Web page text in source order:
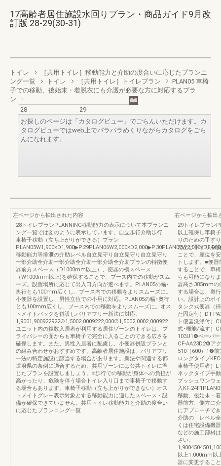
17高齢者居住施設水回りプラン・商品ガイド9月改
訂版 28-29(30-31)
トイレ
［共用トイレ］移動能力と介助の度合いに応じたプランニ
ング一覧
トイレ ［共用トイレ］トイレプラン
PLAN05 車椅
子での移動、後始末・着脱衣にも介護が必要な方に対応するプラ
ン
28
29
お探しのページは「カタログビュー」でごらんいただけます。カ
タログビューではweb上でパラパラめくりながらカタログをごら
んになれます。
左ページから抽出された内容
28トイレプランPLANNING移動能力の表示について本プランニ
ング一覧では図のように表示しています。自立歩行介助歩行
車椅子移動（立ち上がりができる）プラン
移動能力等排泄の介助レベル自立見守り自立見守り自立見守り
一部介助全介助一部介助全介助一部介助全介助プランの特徴便
器前方スペース（D1000mm以上）、便器の横スペース
（W1000mm以上)を確保することで、ブース内での移動がスム
ーズ。設置場所に応じて出入口方向が選べます。PLAN05の幅･
奥行とも100mm広くし、ブース内での移動をよりスムーズに。
小便器を設置し、男性立位での小用に対応。PLAN05の幅･奥行
とも100mm広くし、ブース内での移動をよりスムーズに。オス
トメイトパックを併設しバリアフリー新法に対応。
1,9001,900922922∅1,5002,0009222,000∅1,5002,0002,000922
ユニット内の複数入居者が利用する居住ゾーンのトイレは、プ
ライバシーの面からも車椅子で完全に入ることのできる広さを
確保します。また、男性入居者に配慮し、小便器併設プランと
の組み合わせがおすすめです。高齢者居住施設は、バリアフリ
ー法の特定施設に該当する場合があります。新法や関連する都
道府県の条例に適合するため、共用ゾーンには公共トイレに準
じたプランを設置しましょう。※歩行での移動が身体への負担が
高かったり、危険を伴う場合トイレ入り口まで車椅子で移動す
る場合もあります。車椅子移動（立ち上がりができない）オス
トメイトグレー表示対象とする移動能力に適したスペース・設
備が確保できていません。共用トイレ移動能力と介助の度合い
に応じたプランニング一覧
右ページから抽出
29トイレプラン
以上確保し車椅
りのための手す
ね上げ手すりを
ことで、座位を
トします。■便
することで、車
らも可能になり
器高さ385mmの
する場合は、奥
い。設計上のポ
タンク式便器（
た固定付）DT-
ト便器洗浄付）
式･機能/流す）
103U1❹ペーパ
CF-AA23D2❻ア
510（600）1❼前
ロングタイプ
車椅子使用者）
ネックタイプ手
プッシュワンウ
入KF-
移動、後始末・
器前方、側方に
にアプローチで
介助の レベル全
くは住宅設備機
などの施工部材
さい。
以上1,000mm以
器に変更するこ